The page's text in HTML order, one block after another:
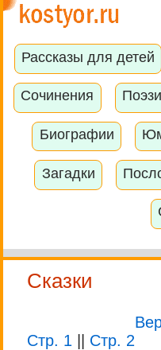
Рассказы для детей
Сочинения
Биографии
Загадки
Сказки
Стр. 1
Стр. 2